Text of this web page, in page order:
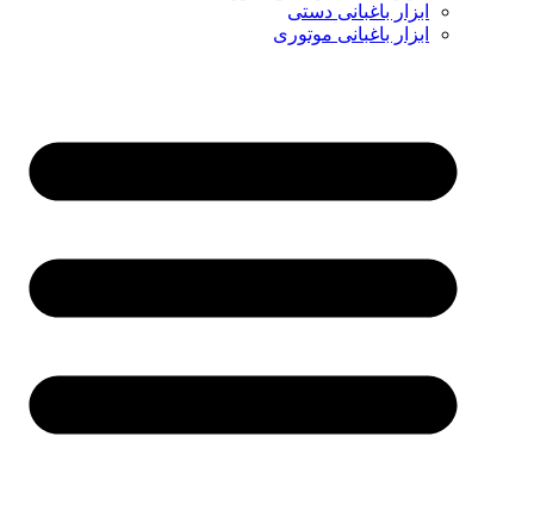
ابزار باغبانی دستی
ابزار باغبانی موتوری